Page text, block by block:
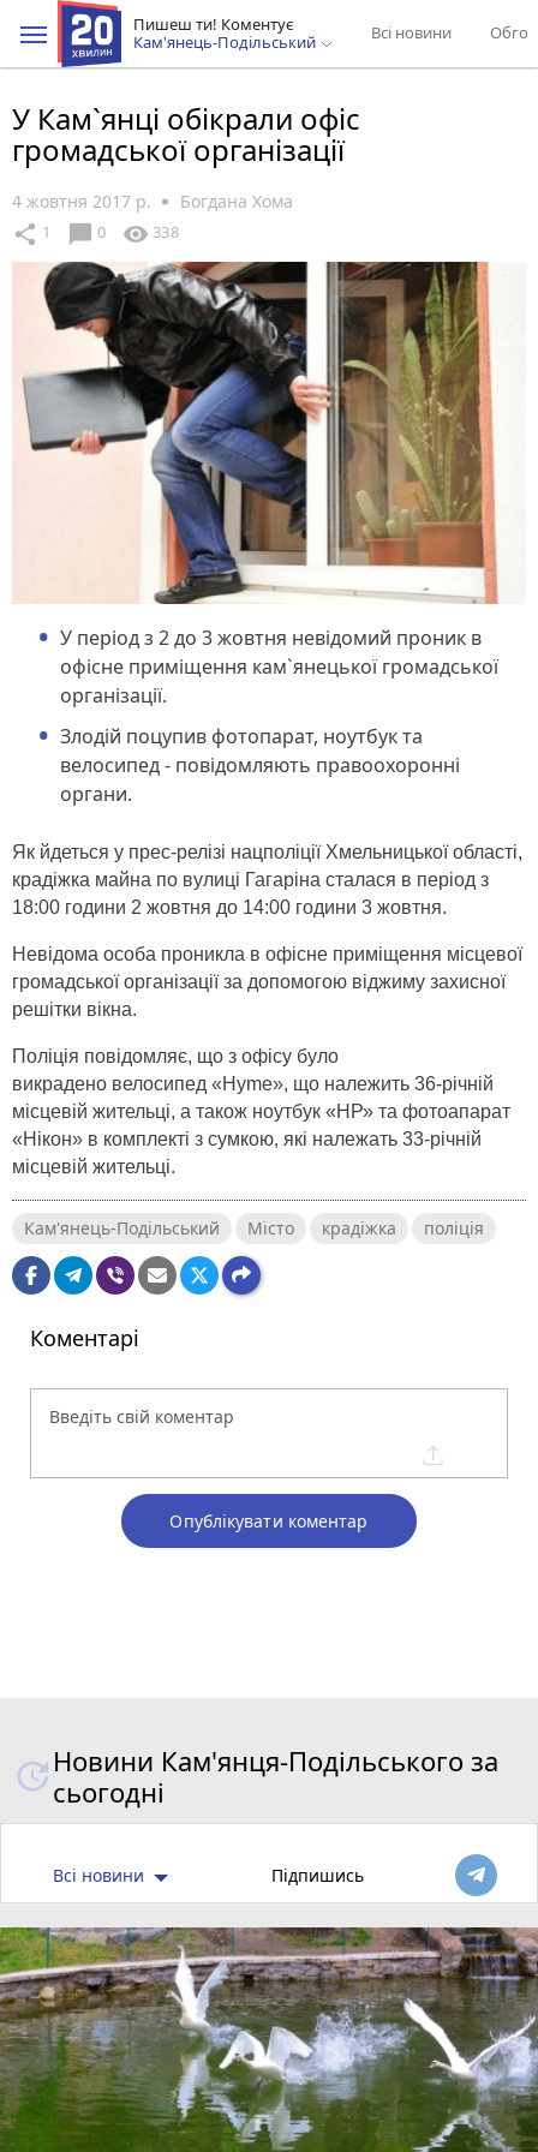
Пишеш ти! Коментує
Кам'янець-Подільський
Всі новини
У Кам`янці обікрали офіс
громадської організації
4 жовтня 2017 р. Богдана Хома
share 1 chat_bubble 0 visibility 338
У період з 2 до 3 жовтня невідомий проник в
офісне приміщення кам`янецької громадської
організації.
Злодій поцупив фотопарат, ноутбук та
велосипед - повідомляють правоохоронні
органи.
Як йдеться у прес-релізі нацполіції Хмельницької області,
крадіжка майна по вулиці Гагаріна сталася в період з
18:00 години 2 жовтня до 14:00 години 3 жовтня.
Невідома особа проникла в офісне приміщення місцевої
громадської організації за допомогою віджиму захисної
решітки вікна.
Поліція повідомляє, що з офісу було
викрадено велосипед «Hyme», що належить 36-річній
місцевій жительці, а також ноутбук «НР» та фотоапарат
«Нікон» в комплекті з сумкою, які належать 33-річній
місцевій жительці.
Кам'янець-Подільський Місто крадіжка поліція
Коментарі
Опублікувати коментар
Новини Кам'янця-Подільського за
сьогодні
Всі новини Підпишись